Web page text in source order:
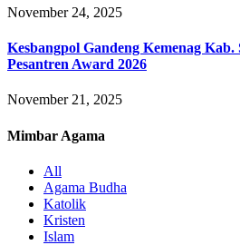
November 24, 2025
Kesbangpol Gandeng Kemenag Kab.
Pesantren Award 2026
November 21, 2025
Mimbar Agama
All
Agama Budha
Katolik
Kristen
Islam